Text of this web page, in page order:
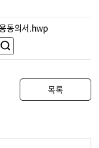
동의서.hwp
목록